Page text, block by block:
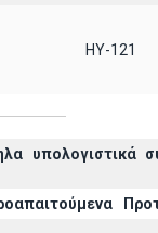
HY-121
υπολογιστικά